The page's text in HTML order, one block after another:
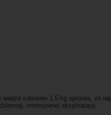
zaledwie 1,5 kg sprawia, że
intensywnej eksploatacji.